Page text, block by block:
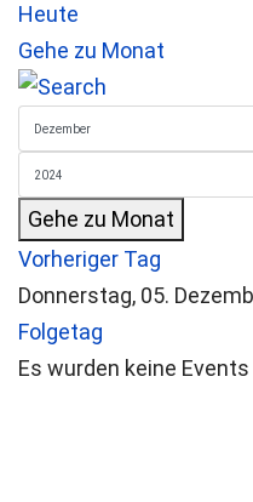
Heute
Gehe zu Monat
Gehe zu Monat
Vorheriger Tag
Donnerstag, 05.
Folgetag
Es wurden keine